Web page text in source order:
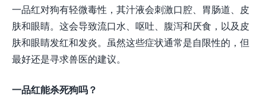
一品红对狗有轻微毒性，其汁液会刺激口腔、胃肠道、皮
肤和眼睛。这会导致流口水、呕吐、腹泻和厌食，以及皮
肤和眼睛发红和发炎。虽然这些症状通常是自限性的，但
最好还是寻求兽医的建议。
一品红能杀死狗吗？